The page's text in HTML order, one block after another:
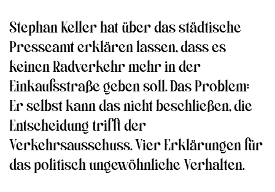
Stephan Keller hat über das städtische
Presseamt erklären lassen, dass es
keinen Radverkehr mehr in der
Einkaufsstraße geben soll. Das Problem:
Er selbst kann das nicht beschließen, die
Entscheidung trifft der
Verkehrsausschuss. Vier Erklärungen für
das politisch ungewöhnliche Verhalten.